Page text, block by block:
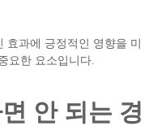
과에 긍정적인 영향을 미
요한 요소입니다.
안 되는 경